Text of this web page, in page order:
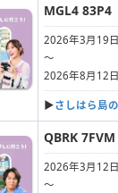
MGL4 83P4
2026年3月19日
〜
2026年8月12日
▶︎さしはら島
QBRK 7FVM
2026年3月12日
〜